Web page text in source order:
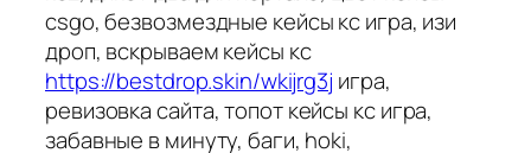
csgo, безвозмездные кейсы кс игра, изи
дроп, вскрываем кейсы кс
https://bestdrop.skin/wkijrg3j игра,
ревизовка сайта, топот кейсы кс игра,
забавные в минуту, баги, hoki,